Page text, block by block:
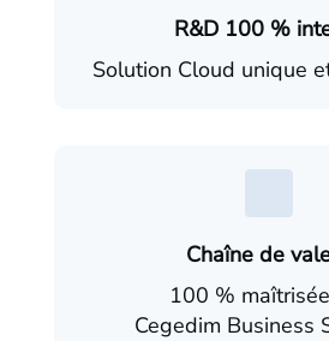
R&D 100 %
Solution Cloud unique
Chaîne de
100 %
Cegedim Business